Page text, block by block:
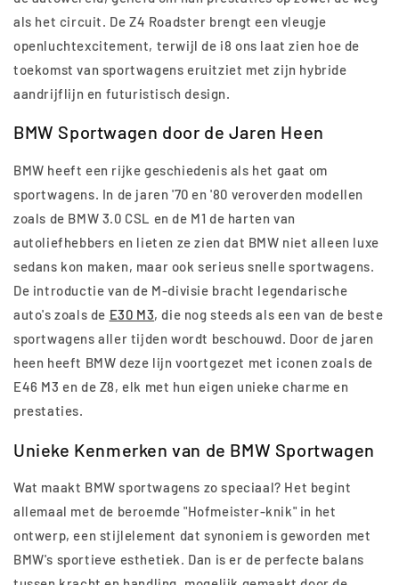
als het circuit. De Z4 Roadster brengt een vleugje
openluchtexcitement, terwijl de i8 ons laat zien hoe de
toekomst van sportwagens eruitziet met zijn hybride
aandrijflijn en futuristisch design.
BMW Sportwagen door de Jaren Heen
BMW heeft een rijke geschiedenis als het gaat om
sportwagens. In de jaren '70 en '80 veroverden modellen
zoals de BMW 3.0 CSL en de M1 de harten van
autoliefhebbers en lieten ze zien dat BMW niet alleen luxe
sedans kon maken, maar ook serieus snelle sportwagens.
De introductie van de M-divisie bracht legendarische
auto's zoals de E30 M3, die nog steeds als een van de beste
sportwagens aller tijden wordt beschouwd. Door de jaren
heen heeft BMW deze lijn voortgezet met iconen zoals de
E46 M3 en de Z8, elk met hun eigen unieke charme en
prestaties.
Unieke Kenmerken van de BMW Sportwagen
Wat maakt BMW sportwagens zo speciaal? Het begint
allemaal met de beroemde "Hofmeister-knik" in het
ontwerp, een stijlelement dat synoniem is geworden met
BMW's sportieve esthetiek. Dan is er de perfecte balans